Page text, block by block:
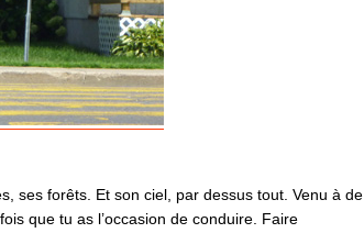
ses forêts. Et son ciel, par dessus tout. Venu à de
que tu as l’occasion de conduire. Faire